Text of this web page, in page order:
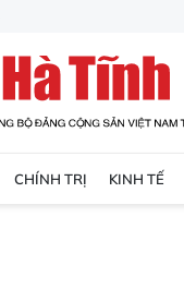
CHÍNH TRỊ KINH TẾ